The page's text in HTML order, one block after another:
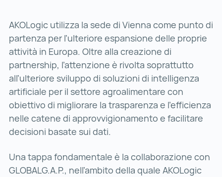
AKOLogic utilizza la sede di Vienna come punto di
partenza per l’ulteriore espansione delle proprie
attività in Europa. Oltre alla creazione di
partnership, l’attenzione è rivolta soprattutto
all’ulteriore sviluppo di soluzioni di intelligenza
artificiale per il settore agroalimentare con
obiettivo di migliorare la trasparenza e l’efficienza
nelle catene di approvvigionamento e facilitare
decisioni basate sui dati.
Una tappa fondamentale è la collaborazione con
GLOBALG.A.P., nell’ambito della quale AKOLogic